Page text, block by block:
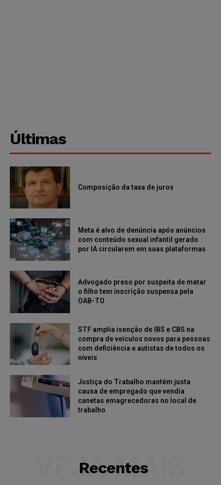
Últimas
Composição da taxa de juros
Meta é alvo de denúncia após anúncios
com conteúdo sexual infantil gerado
por IA circularem em suas plataformas
Advogado preso por suspeita de matar
o filho tem inscrição suspensa pela
OAB-TO
STF amplia isenção de IBS e CBS na
compra de veículos novos para pessoas
com deficiência e autistas de todos os
níveis
Justiça do Trabalho mantém justa
causa de empregado que vendia
canetas emagrecedoras no local de
trabalho
Recentes
VEJA MAIS